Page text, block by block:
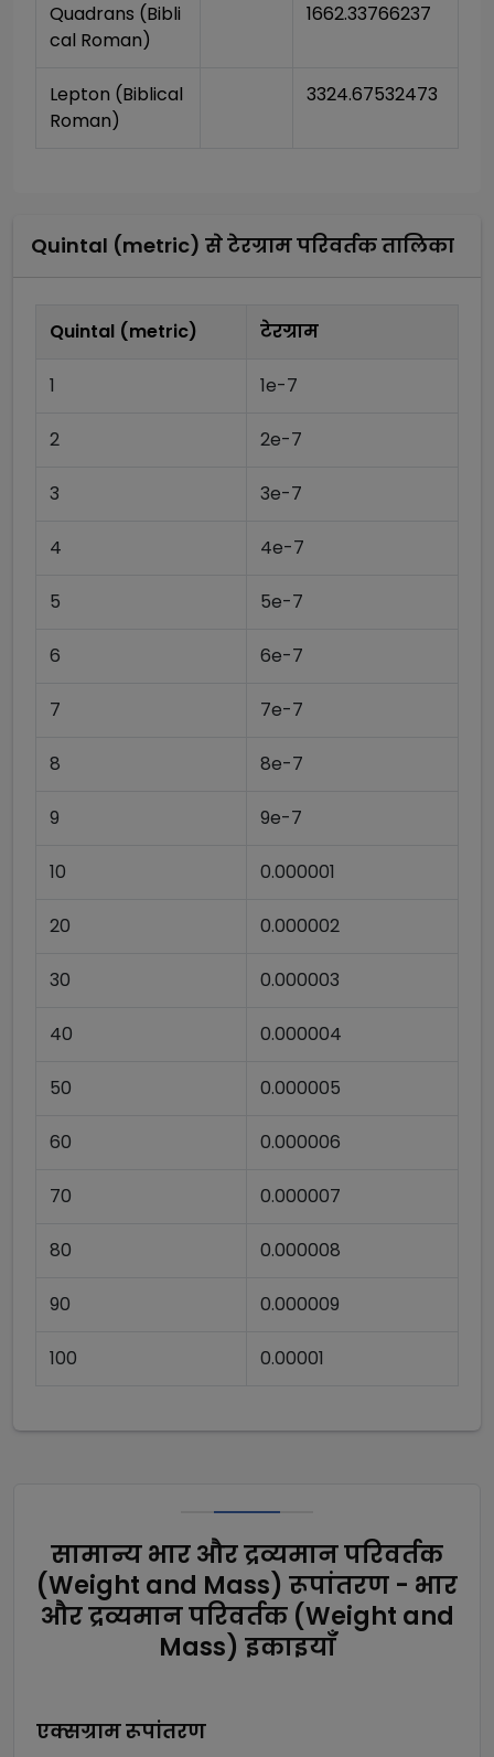
Quadrans (Bibli
cal Roman)
1662.33766237
Lepton (Biblical
Roman)
3324.67532473
Quintal (metric) सेटेरग्रामपरिवर्तक तालिका
Quintal (metric) टेरग्राम
1 1e-7
2 2e-7
3 3e-7
4 4e-7
5 5e-7
6 6e-7
7 7e-7
8 8e-7
9 9e-7
10 0.000001
20 0.000002
30 0.000003
40 0.000004
50 0.000005
60 0.000006
70 0.000007
80 0.000008
90 0.000009
100 0.00001
सामान्य भार और द्रव्यमान परिवर्तक
(Weight and Mass) रूपांतरण - भार
और द्रव्यमान परिवर्तक (Weight and
Mass) इकाइयाँ
एक्सग्रामरूपांतरण